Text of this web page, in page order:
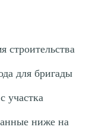
строительства
для бригады
участка
ниже на